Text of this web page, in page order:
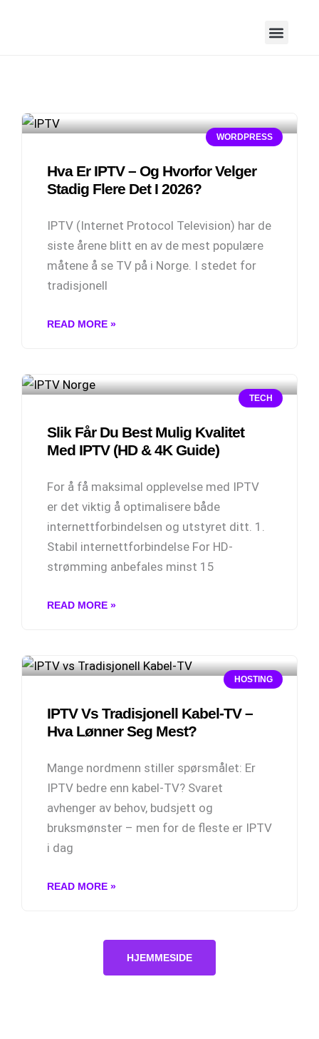
WORDPRESS
Hva Er IPTV – Og Hvorfor Velger
Stadig Flere Det I 2026?
IPTV (Internet Protocol Television) har de
siste årene blitt en av de mest populære
måtene å se TV på i Norge. I stedet for
tradisjonell
READ MORE »
TECH
Slik Får Du Best Mulig Kvalitet
Med IPTV (HD & 4K Guide)
For å få maksimal opplevelse med IPTV
er det viktig å optimalisere både
internettforbindelsen og utstyret ditt. 1.
Stabil internettforbindelse For HD-
strømming anbefales minst 15
READ MORE »
HOSTING
IPTV Vs Tradisjonell Kabel-TV –
Hva Lønner Seg Mest?
Mange nordmenn stiller spørsmålet: Er
IPTV bedre enn kabel-TV? Svaret
avhenger av behov, budsjett og
bruksmønster – men for de fleste er IPTV
i dag
READ MORE »
HJEMMESIDE